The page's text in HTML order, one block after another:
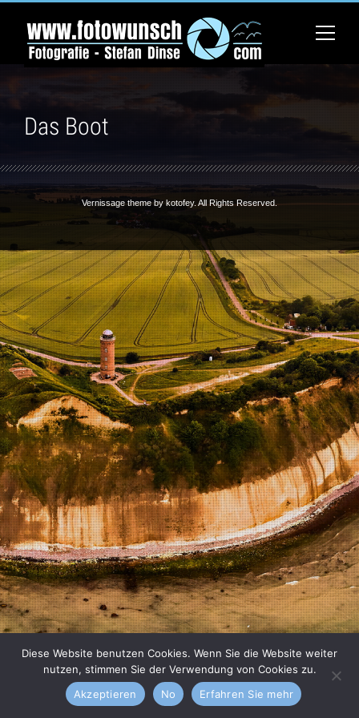
Das Boot
Vernissage theme by kotofey. All Rights Reserved.
Diese Website benutzen Cookies. Wenn Sie die Website weiter
nutzen, stimmen Sie der Verwendung von Cookies zu.
Akzeptieren
No Erfahren Sie mehr